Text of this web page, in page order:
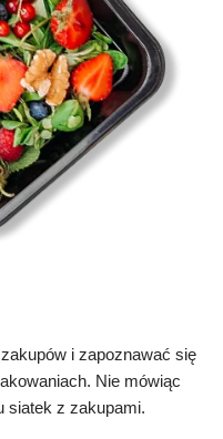
i zapoznawać się
Nie mówiąc
siatek z zakupami.